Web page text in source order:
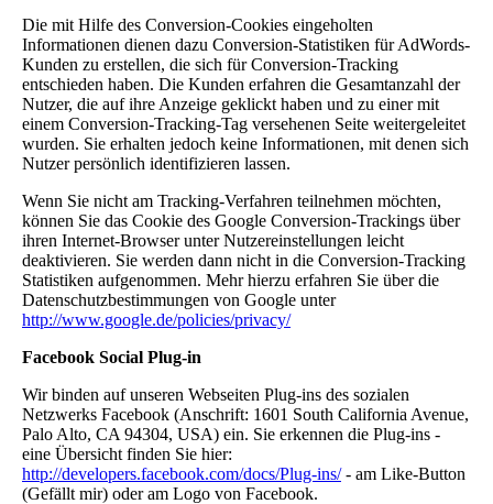
Die mit Hilfe des Conversion-Cookies eingeholten
Informationen dienen dazu Conversion-Statistiken für AdWords-
Kunden zu erstellen, die sich für Conversion-Tracking
entschieden haben. Die Kunden erfahren die Gesamtanzahl der
Nutzer, die auf ihre Anzeige geklickt haben und zu einer mit
einem Conversion-Tracking-Tag versehenen Seite weitergeleitet
wurden. Sie erhalten jedoch keine Informationen, mit denen sich
Nutzer persönlich identifizieren lassen.
Wenn Sie nicht am Tracking-Verfahren teilnehmen möchten,
können Sie das Cookie des Google Conversion-Trackings über
ihren Internet-Browser unter Nutzereinstellungen leicht
deaktivieren. Sie werden dann nicht in die Conversion-Tracking
Statistiken aufgenommen. Mehr hierzu erfahren Sie über die
Datenschutzbestimmungen von Google unter
http://www.google.de/policies/privacy/
Facebook Social Plug-in
Wir binden auf unseren Webseiten Plug-ins des sozialen
Netzwerks Facebook (Anschrift: 1601 South California Avenue,
Palo Alto, CA 94304, USA) ein. Sie erkennen die Plug-ins -
eine Übersicht finden Sie hier:
http://developers.facebook.com/docs/Plug-ins/- am Like-Button
(Gefällt mir) oder am Logo von Facebook.